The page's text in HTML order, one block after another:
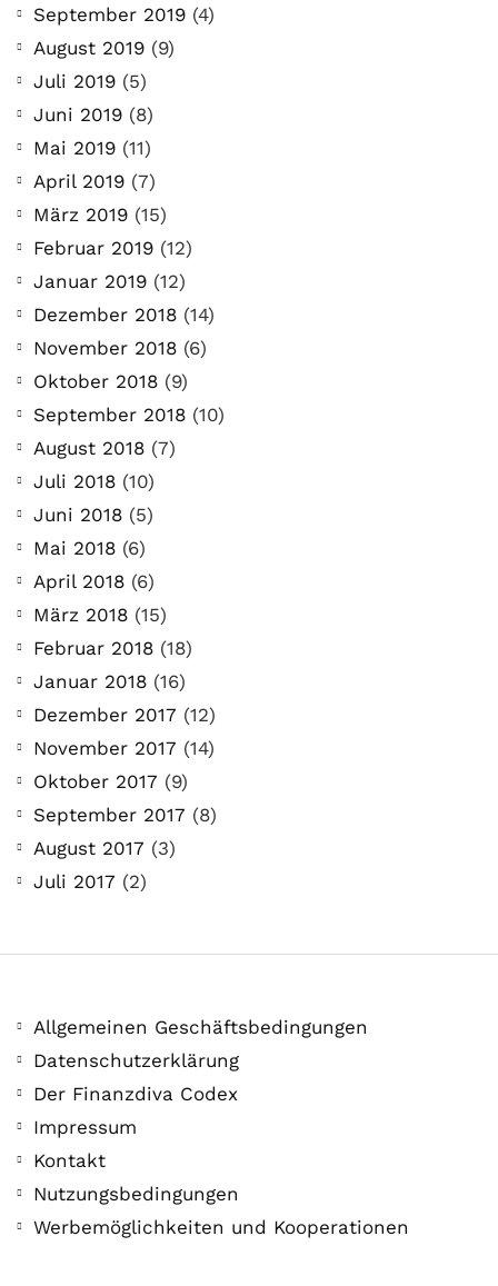
September 2019 (4)
August 2019 (9)
Juli 2019 (5)
Juni 2019 (8)
Mai 2019 (11)
April 2019 (7)
März 2019 (15)
Februar 2019 (12)
Januar 2019 (12)
Dezember 2018 (14)
November 2018 (6)
Oktober 2018 (9)
September 2018 (10)
August 2018 (7)
Juli 2018 (10)
Juni 2018 (5)
Mai 2018 (6)
April 2018 (6)
März 2018 (15)
Februar 2018 (18)
Januar 2018 (16)
Dezember 2017 (12)
November 2017 (14)
Oktober 2017 (9)
September 2017 (8)
August 2017 (3)
Juli 2017 (2)
Allgemeinen Geschäftsbedingungen
Datenschutzerklärung
Der Finanzdiva Codex
Impressum
Kontakt
Nutzungsbedingungen
Werbemöglichkeiten und Kooperationen